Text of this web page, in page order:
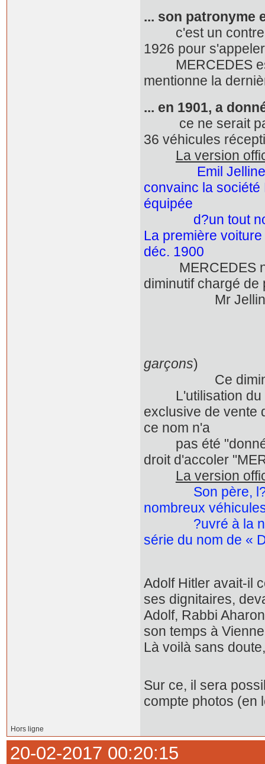
... son patronyme
c'est un contre-
1926 pour
MERCEDES est
mentionne la
... en 1901, a
ce ne serait pas
36 véhicules
La version
Emil
convainc la
équipée
d?un tout
La première
déc. 1900
MERCEDES
diminutif chargé de
Mr Jellinek
garçons)
Ce
L'utilisation du
exclusive de vente
ce nom n'a
pas été "donné"
droit d'accoler
La version
Son père,
nombreux
?uvré à la
série du nom de «
Adolf Hitler avait-il
ses dignitaires,
Adolf, Rabbi
son temps à
Là voilà sans
Sur ce, il sera
compte photos (en
Hors ligne
20-02-2017 00:20:15